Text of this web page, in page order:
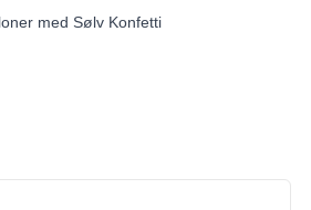
med Sølv Konfetti